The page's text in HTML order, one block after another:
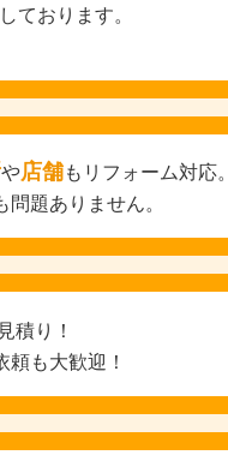
ております。
や店舗もリフォーム対応。
題ありません。
積り！
も大歓迎！